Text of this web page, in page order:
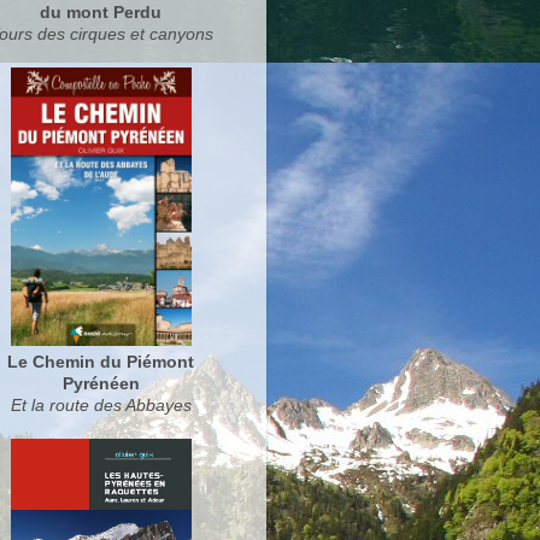
du mont Perdu
des cirques et canyons
Le Chemin du Piémont
Pyrénéen
Et la route des Abbayes